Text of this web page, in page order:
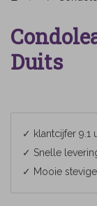
Duits
✓ klantcijfer 9.1
✓ Snelle
✓ Mooie